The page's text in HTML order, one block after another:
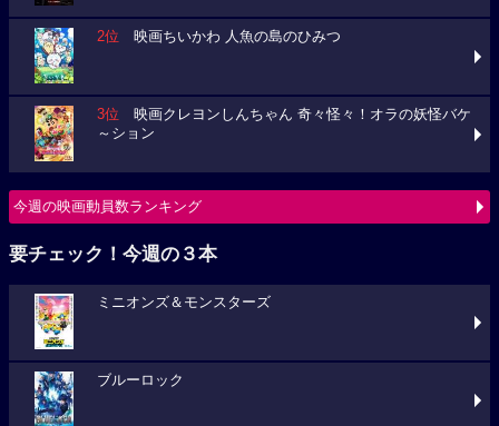
2位 映画ちいかわ 人魚の島のひみつ
3位 映画クレヨンしんちゃん 奇々怪々！オラの妖怪バケ
～ション
今週の映画動員数ランキング
要チェック！今週の３本
ミニオンズ＆モンスターズ
ブルーロック